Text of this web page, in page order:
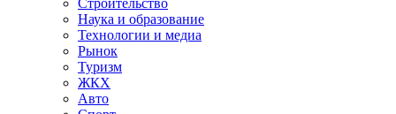
Строительство
Наука и образование
Технологии и медиа
Рынок
Туризм
ЖКХ
Авто